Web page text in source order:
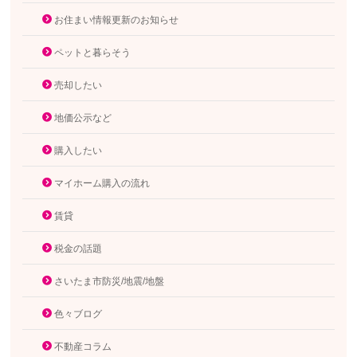
お住まい情報更新のお知らせ
ペットと暮らそう
売却したい
地価公示など
購入したい
マイホーム購入の流れ
賃貸
税金の話題
さいたま市防災/地震/地盤
色々ブログ
不動産コラム